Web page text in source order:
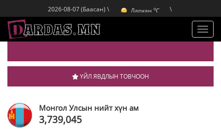
2026-08-07 (Баасан) \
Дархан oC
Эрдэнэт C
\
ҮЙЛ ЯВДЛЫН ТОВЧООН
Монгол Улсын нийт хүн ам
3,739,045